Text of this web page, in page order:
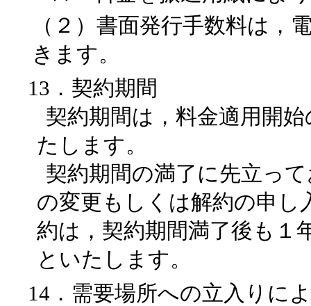
（２）書面発行手数料は
きます。
13．契約期間
契約期間は，料金適用開
たします。
契約期間の満了に先立っ
の変更もしくは解約の申し
約は，契約期間満了後も１
といたします。
14．需要場所への立入りに